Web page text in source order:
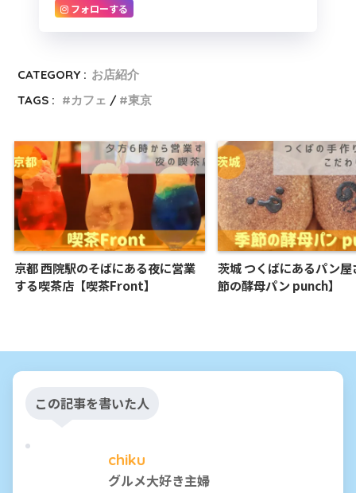
フォローする
CATEGORY : お店紹介
TAGS :
カフェ 東京
京都 西院駅のそばにある夜に営業
する喫茶店【喫茶Front】
茨城 つくばにあるパン屋
節の酵母パン punch】
この記事を書いた人
chiku
グルメ大好き主婦